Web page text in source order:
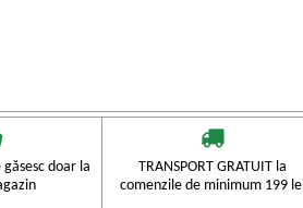
găsesc doar la
TRANSPORT GRATUIT la
comenzile de minimum 199